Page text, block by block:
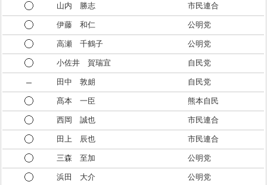
山内 勝志 市民連合
伊藤 和仁 公明党
高瀬 千鶴子 公明党
小佐井 賀瑞宜 自民党
田中 敦朗 自民党
髙本 一臣 熊本自民
西岡 誠也 市民連合
田上 辰也 市民連合
三森 至加 公明党
浜田 大介 公明党